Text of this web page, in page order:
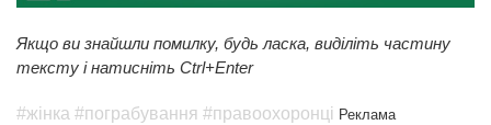
Якщо ви знайшли помилку, будь ласка, виділіть частину
тексту і натисніть Ctrl+Enter
#жінка #пограбування #правоохоронці Реклама